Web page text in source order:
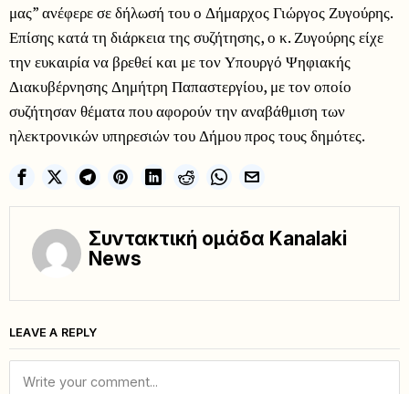
μας” ανέφερε σε δήλωσή του ο Δήμαρχος Γιώργος Ζυγούρης.
Επίσης κατά τη διάρκεια της συζήτησης, ο κ. Ζυγούρης είχε
την ευκαιρία να βρεθεί και με τον Υπουργό Ψηφιακής
Διακυβέρνησης Δημήτρη Παπαστεργίου, με τον οποίο
συζήτησαν θέματα που αφορούν την αναβάθμιση των
ηλεκτρονικών υπηρεσιών του Δήμου προς τους δημότες.
Συντακτική ομάδα Kanalaki
News
LEAVE A REPLY